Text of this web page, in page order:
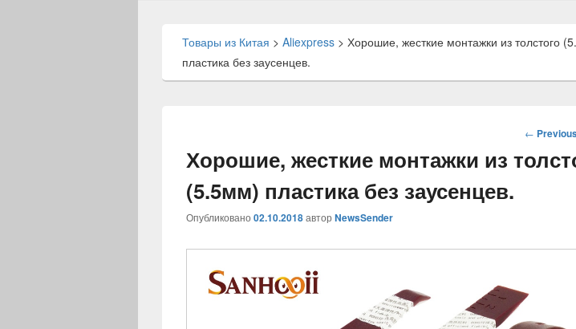
Товары из Китая > Aliexpress > Хорошие, жесткие монтажки из толстого
пластика без заусенцев.
статьям
←
Хорошие, жесткие монтажки из
(5.5мм) пластика без заусенцев.
Опубликовано 02.10.2018автор NewsSender